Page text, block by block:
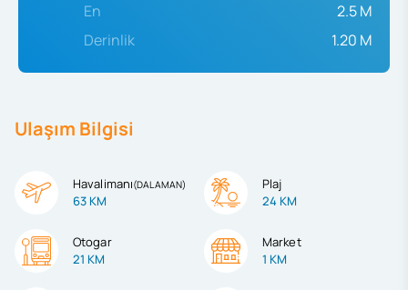
En
2.5 M
Derinlik
1.20 M
Ulaşım Bilgisi
Havalimanı(DALAMAN)
63 KM
Plaj
24 KM
Otogar
21 KM
Market
1 KM